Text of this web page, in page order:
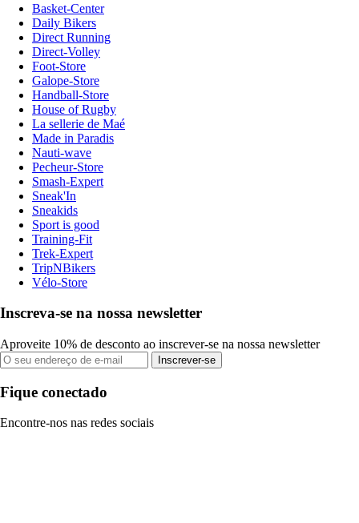
Basket-Center
Daily Bikers
Direct Running
Direct-Volley
Foot-Store
Galope-Store
Handball-Store
House of Rugby
La sellerie de Maé
Made in Paradis
Nauti-wave
Pecheur-Store
Smash-Expert
Sneak'In
Sneakids
Sport is good
Training-Fit
Trek-Expert
TripNBikers
Vélo-Store
Inscreva-se na nossa newsletter
Aproveite 10% de desconto ao inscrever-se na nossa newsletter
Inscrever-se
Fique conectado
Encontre-nos nas redes sociais